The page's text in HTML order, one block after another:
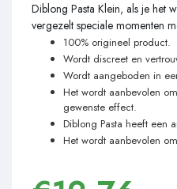
Diblong Pasta Klein, als je het
vergezelt speciale momenten
100% origineel product.
Wordt discreet en
Wordt aangeboden in
Het wordt aanbevolen
gewenste effect.
Diblong Pasta heeft
Het wordt aanbevolen